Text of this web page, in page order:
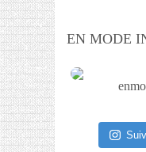
EN MODE